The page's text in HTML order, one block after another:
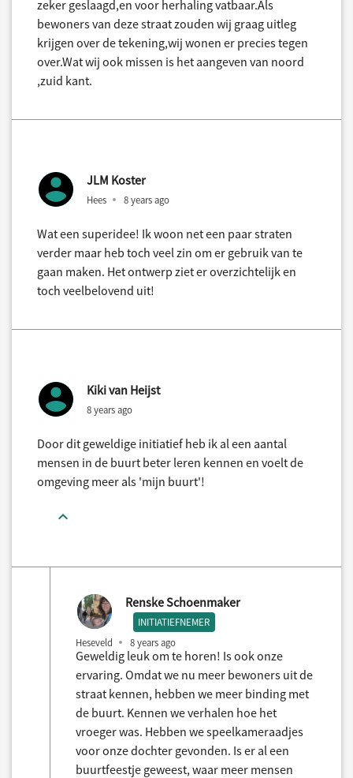
zeker geslaagd,en voor herhaling vatbaar.Als
bewoners van deze straat zouden wij graag uitleg
krijgen over de tekening,wij wonen er precies tegen
over.Wat wij ook missen is het aangeven van noord
,zuid kant.
JLM Koster
Hees 8 years ago
Wat een superidee! Ik woon net een paar straten
verder maar heb toch veel zin om er gebruik van te
gaan maken. Het ontwerp ziet er overzichtelijk en
toch veelbelovend uit!
Kiki van Heijst
8 years ago
Door dit geweldige initiatief heb ik al een aantal
mensen in de buurt beter leren kennen en voelt de
omgeving meer als 'mijn buurt'!
Renske Schoenmaker
INITIATIEFNEMER
Heseveld 8 years ago
Geweldig leuk om te horen! Is ook onze
ervaring. Omdat we nu meer bewoners uit de
straat kennen, hebben we meer binding met
de buurt. Kennen we verhalen hoe het
vroeger was. Hebben we speelkameraadjes
voor onze dochter gevonden. Is er al een
buurtfeestje geweest, waar meer mensen